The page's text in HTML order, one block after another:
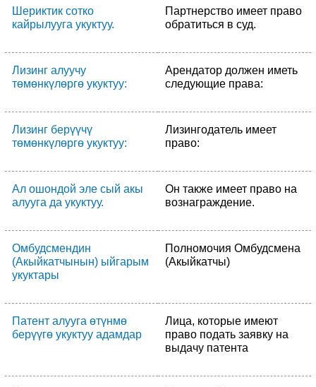
Шериктик сотко
кайрылууга укуктуу.
Партнерство имеет право
обратиться в суд.
Лизинг алуучу
төмөнкүлөргө укуктуу:
Арендатор должен иметь
следующие права:
Лизинг берүүчү
төмөнкүлөргө укуктуу:
Лизингодатель имеет
право:
Ал ошондой эле сый акы
алууга да укуктуу.
Он также имеет право на
вознаграждение.
Омбудсмендин
(Акыйкатчынын) ыйгарым
укуктары
Полномочия Омбудсмена
(Акыйкатчы)
Патент алууга өтүнмө
берүүгө укуктуу адамдар
Лица, которые имеют
право подать заявку на
выдачу патента